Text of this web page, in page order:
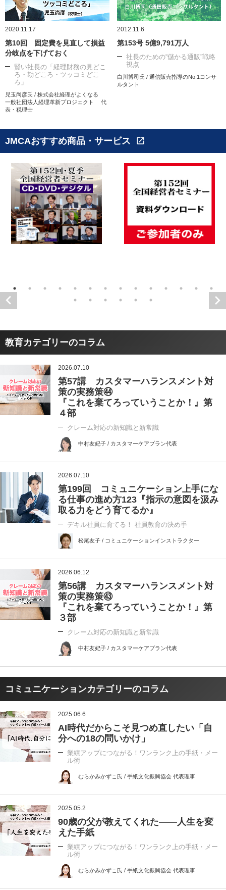
2020.11.17
第10回 固定費を見直して損益
分岐点を下げておく
賢い社長の「経理財務の見どこ
ろ・勘どころ・ツッコミどこ
ろ」
児玉尚彦氏 / 株式会社経理がよくなる
一般社団法人経理革新プロジェクト 代
表・税理士
2012.11.6
第153号 5億9,791万人
社長のための“儲かる通販”戦略
視点
白川博司氏 / 通信販売指導のNo.1コンサ
ルタント
JMCAおすすめ商品・サービス open_in_new
教育カテゴリーのコラム
2026.07.10
第57講 カスタマーハランスメント対
策の実務策㊹
『これを棄てろっていうことか！』第
４部
クレーム対応の新知識と新常識
中村友妃子 / カスタマーケアプラン代表
2026.07.10
第199回 コミュニケーション上手にな
る仕事の進め方123『指示の意図を汲み
取る力をどう育てるか』
デキル社員に育てる！ 社員教育の決め手
松尾友子 / コミュニケーションインストラクター
2026.06.12
第56講 カスタマーハランスメント対
策の実務策㊸
『これを棄てろっていうことか！』第
３部
クレーム対応の新知識と新常識
中村友妃子 / カスタマーケアプラン代表
コミュニケーションカテゴリーのコラム
2025.06.6
AI時代だからこそ見つめ直したい「自
分への18の問いかけ」
業績アップにつながる！ワンランク上の手紙・メー
ル術
むらかみかずこ氏 / 手紙文化振興協会 代表理事
2025.05.2
90歳の父が教えてくれた――人生を変
えた手紙
業績アップにつながる！ワンランク上の手紙・メー
ル術
むらかみかずこ氏 / 手紙文化振興協会 代表理事